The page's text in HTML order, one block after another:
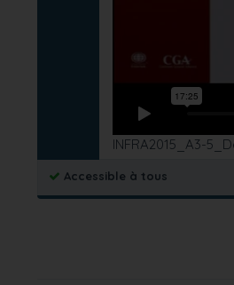
INFRA2015_A3-
Accessible à tous